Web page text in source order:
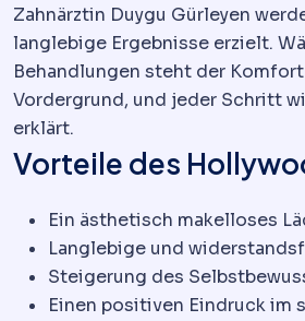
Zahnärztin Duygu Gürleyen
langlebige Ergebnisse erzielt.
Behandlungen steht der
Vordergrund, und jeder Schritt
erklärt.
Vorteile des
Ein ästhetisch makelloses
Langlebige und
Steigerung des
Einen positiven Eindruck im